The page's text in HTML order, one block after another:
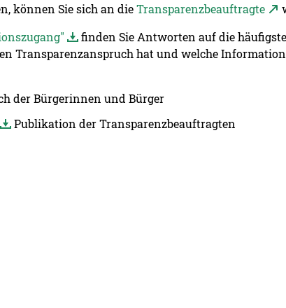
können Sie sich an dieTransparenzbeauftragte
finden Sie Antworten auf die
Transparenzanspruch hat und welche
der Bürgerinnen und Bürger
Publikation der Transparenzbeauftragten